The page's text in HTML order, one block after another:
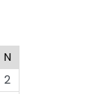
N
2